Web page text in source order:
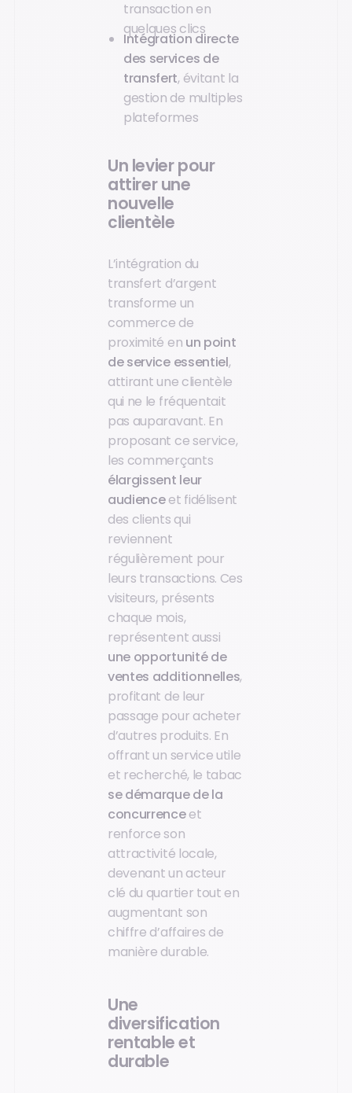
transaction en
quelques clics
Intégration directe
des services de
transfert, évitant la
gestion de multiples
plateformes
Un levier pour
attirer une
nouvelle
clientèle
L’intégration du
transfert d’argent
transforme un
commerce de
proximité en un point
de service essentiel,
attirant une clientèle
qui ne le fréquentait
pas auparavant. En
proposant ce service,
les commerçants
élargissent leur
audienceet fidélisent
des clients qui
reviennent
régulièrement pour
leurs transactions. Ces
visiteurs, présents
chaque mois,
représentent aussi
une opportunité de
ventes additionnelles,
profitant de leur
passage pour acheter
d’autres produits. En
offrant un service utile
et recherché, le tabac
se démarque de la
concurrenceet
renforce son
attractivité locale,
devenant un acteur
clé du quartier tout en
augmentant son
chiffre d’affaires de
manière durable.
Une
diversification
rentable et
durable